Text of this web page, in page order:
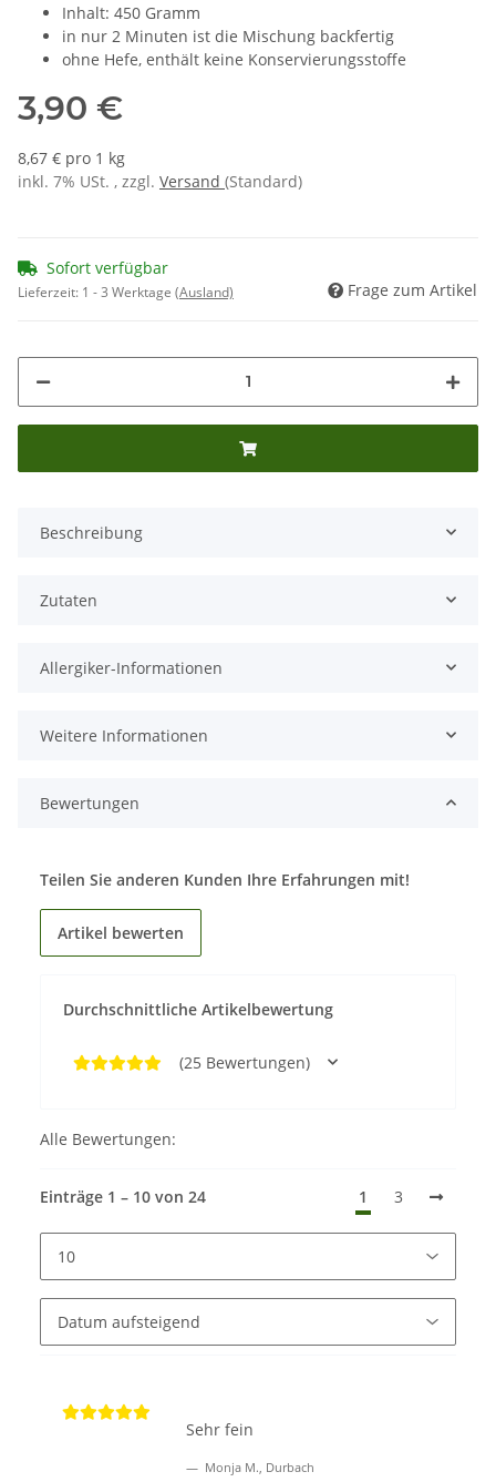
Inhalt: 450 Gramm
in nur 2 Minuten ist die Mischung backfertig
ohne Hefe, enthält keine Konservierungsstoffe
3,90 €
8,67 € pro 1 kg
inkl. 7% USt. , zzgl. Versand (Standard)
Sofort verfügbar
Lieferzeit: 1 - 3 Werktage (Ausland) Frage zum Artikel
Beschreibung
Zutaten
Allergiker-Informationen
Weitere Informationen
Bewertungen
Durchschnittliche Artikelbewertung
(25 Bewertungen)
Teilen Sie anderen Kunden Ihre Erfahrungen mit!
Artikel bewerten
Alle Bewertungen:
Einträge 1 – 10 von 24 1 3
Sehr fein
Monja M., Durbach